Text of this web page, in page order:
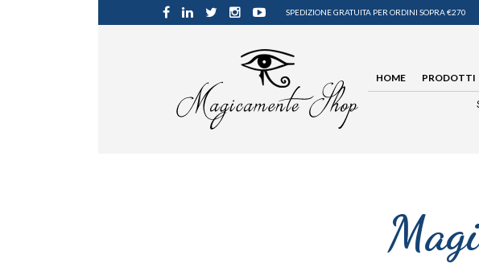
SPEDIZIONE GRATUITA PER ORDINI SOPRA €270
HOME PRODOTTI